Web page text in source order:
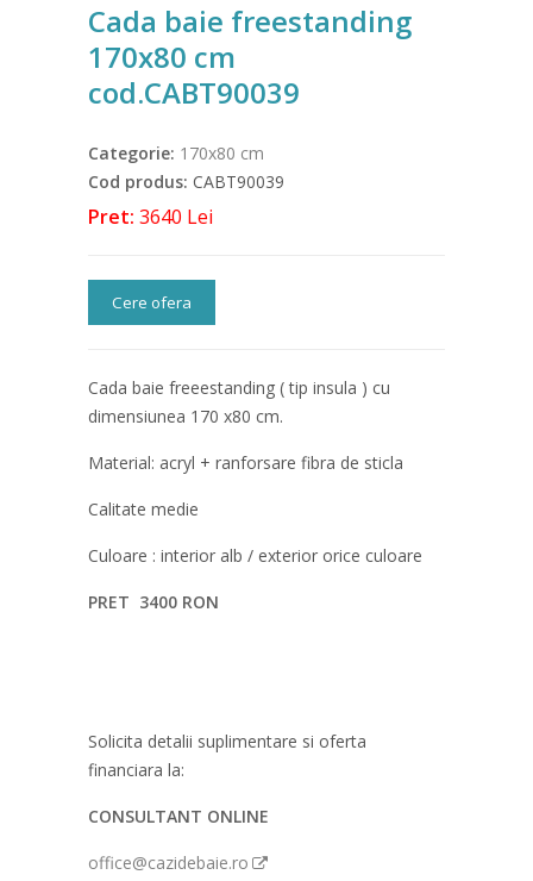
Cada baie freestanding
170x80 cm
cod.CABT90039
Categorie: 170x80 cm
Cod produs: CABT90039
Pret: 3640 Lei
Cere ofera
Cada baie freeestanding ( tip insula ) cu
dimensiunea 170 x80 cm.
Material: acryl + ranforsare fibra de sticla
Calitate medie
Culoare : interior alb / exterior orice culoare
PRET 3400 RON
Solicita detalii suplimentare si oferta
financiara la:
CONSULTANT ONLINE
office@cazidebaie.ro